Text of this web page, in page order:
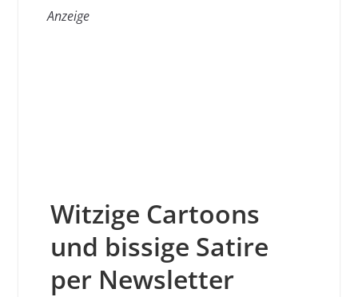
Anzeige
Witzige Cartoons
und bissige Satire
per Newsletter